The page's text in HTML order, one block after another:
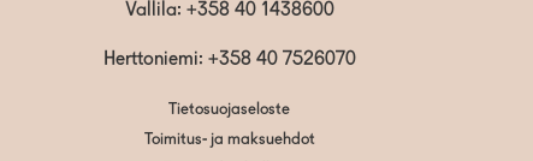
Vallila: +358 40 1438600
Herttoniemi: +358 40 7526070
Tietosuojaseloste
Toimitus- ja maksuehdot